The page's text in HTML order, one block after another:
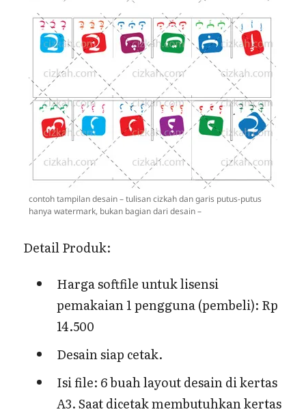
contoh tampilan desain – tulisan cizkah dan garis putus-putus
hanya watermark, bukan bagian dari desain –
Detail Produk:
Harga softfile untuk lisensi
pemakaian 1 pengguna (pembeli): Rp
14.500
Desain siap cetak.
Isi file: 6 buah layout desain di kertas
A3. Saat dicetak membutuhkan kertas